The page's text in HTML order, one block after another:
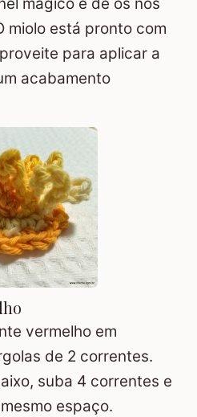
miolo está pronto com
para aplicar a
acabamento
vermelho em
de 2 correntes.
suba 4 correntes e
espaço.